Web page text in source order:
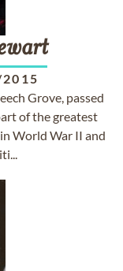
Grove, passed
of the greatest
World War II and